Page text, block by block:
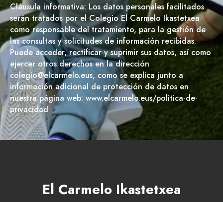
Cláusula informativa: Los datos personales facilitados
serán tratados por el Colegio El Carmelo Ikastetxea
como responsable del tratamiento, para la gestión de
las consultas y solicitudes de información recibidas.
Puede acceder, rectificar y suprimir sus datos, así como
ejercer otros derechos en la dirección
colegio@elcarmelo.eus, como se explica junto a
información adicional de protección de datos en
nuestra página web: www.elcarmelo.eus/politica-de-
privacidad
El Carmelo Ikastetxea